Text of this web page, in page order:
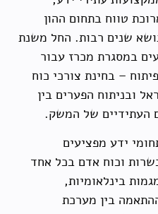
טווח בתחום ההון
שנים רבות. החל משנת
במסגרת מכרז עבור
– בחינת צורכי כוח
ובניתוח הפערים בין
העתידיים של המשק.
ידע מפציעים
וכוח אדם בכל אחד
בינלאומיות,
בין מערכת